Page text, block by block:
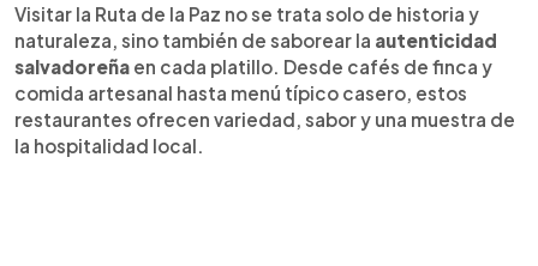
Visitar la Ruta de la Paz no se trata solo de historia y
naturaleza, sino también de saborear la autenticidad
salvadoreña en cada platillo. Desde cafés de finca y
comida artesanal hasta menú típico casero, estos
restaurantes ofrecen variedad, sabor y una muestra de
la hospitalidad local.